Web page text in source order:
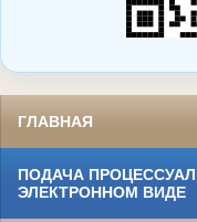
ГЛАВНАЯ
ПОДАЧА
ЭЛЕКТРОННОМ ВИДЕ